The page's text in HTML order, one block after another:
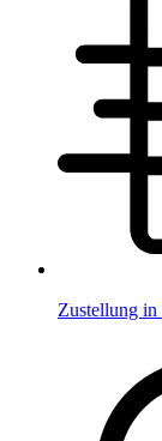
Zustellung in